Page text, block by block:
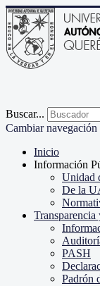
Buscar...
Cambiar navegación
Inicio
Información
Unidad
De la
PASH
Padrón